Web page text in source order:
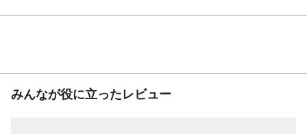
みんなが役に立ったレビュー